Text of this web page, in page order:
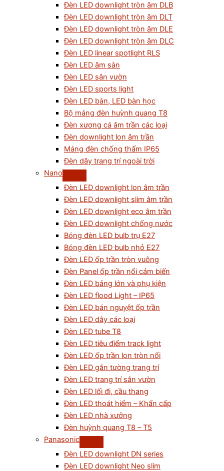
Đèn LED downlight tròn âm DLB
Đèn LED downlight tròn âm DLT
Đèn LED downlight tròn âm DLE
Đèn LED downlight tròn âm DLC
Đèn LED linear spotlight RLS
Đèn LED âm sàn
Đèn LED sân vườn
Đèn LED sports light
Đèn LED bàn, LED bàn học
Bộ máng đèn huỳnh quang T8
Đèn xương cá âm trần các loại
Đèn downlight lon âm trần
Máng đèn chống thấm IP65
Đèn dây trang trí ngoài trời
Nano
Đèn LED downlight lon âm trần
Đèn LED downlight slim âm trần
Đèn LED downlight eco âm trần
Đèn LED downlight chống nước
Bóng đèn LED bulb trụ E27
Bóng đèn LED bulb nhỏ E27
Đèn LED ốp trần tròn vuông
Đèn Panel ốp trần nổi cảm biến
Đèn LED bảng lớn và phụ kiện
Đèn LED flood Light – IP65
Đèn LED bán nguyệt ốp trần
Đèn LED dây các loại
Đèn LED tube T8
Đèn LED tiêu điểm track light
Đèn LED ốp trần lon tròn nổi
Đèn LED gắn tường trang trí
Đèn LED trang trí sân vườn
Đèn LED lối đi, cầu thang
Đèn LED thoát hiểm – Khẩn cấp
Đèn LED nhà xưởng
Đèn huỳnh quang T8 – T5
Panasonic
Đèn LED downlight DN series
Đèn LED downlight Neo slim